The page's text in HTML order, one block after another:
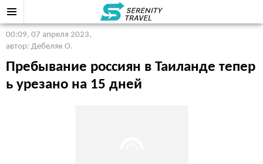
00:09, 07 апреля 2023,
автор: Дебеляк О.
Пребывание россиян в Таиланде тепер
ь урезано на 15 дней